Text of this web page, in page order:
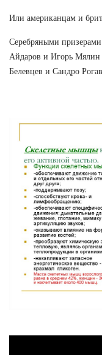
Или американцам и
Серебряными
Айдаров и Игорь Мялин
Белевцев и Сандро